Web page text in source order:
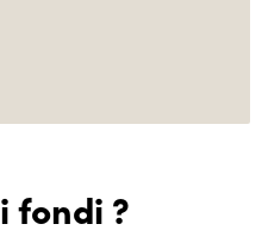
fondi ?